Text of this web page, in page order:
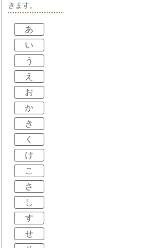
きます。
あ
い
う
え
お
か
き
く
け
こ
さ
し
す
せ